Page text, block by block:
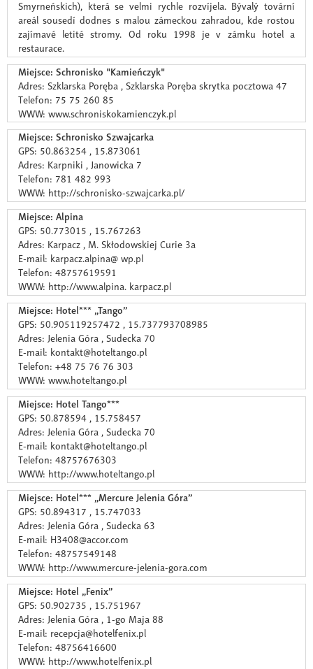
Smyrneńskich), která se velmi rychle rozvíjela. Bývalý tovární
areál sousedí dodnes s malou zámeckou zahradou, kde rostou
zajímavé letité stromy. Od roku 1998 je v zámku hotel a
restaurace.
Miejsce: Schronisko "Kamieńczyk"
Adres: Szklarska Poręba , Szklarska Poręba skrytka pocztowa 47
Telefon: 75 75 260 85
WWW: www.schroniskokamienczyk.pl
Miejsce: Schronisko Szwajcarka
GPS: 50.863254 , 15.873061
Adres: Karpniki , Janowicka 7
Telefon: 781 482 993
WWW: http://schronisko-szwajcarka.pl/
Miejsce: Alpina
GPS: 50.773015 , 15.767263
Adres: Karpacz , M. Skłodowskiej Curie 3a
E-mail: karpacz.alpina@ wp.pl
Telefon: 48757619591
WWW: http://www.alpina. karpacz.pl
Miejsce: Hotel*** „Tango”
GPS: 50.905119257472 , 15.737793708985
Adres: Jelenia Góra , Sudecka 70
E-mail: kontakt@hoteltango.pl
Telefon: +48 75 76 76 303
WWW: www.hoteltango.pl
Miejsce: Hotel Tango***
GPS: 50.878594 , 15.758457
Adres: Jelenia Góra , Sudecka 70
E-mail: kontakt@hoteltango.pl
Telefon: 48757676303
WWW: http://www.hoteltango.pl
Miejsce: Hotel*** „Mercure Jelenia Góra”
GPS: 50.894317 , 15.747033
Adres: Jelenia Góra , Sudecka 63
E-mail: H3408@accor.com
Telefon: 48757549148
WWW: http://www.mercure-jelenia-gora.com
Miejsce: Hotel „Fenix”
GPS: 50.902735 , 15.751967
Adres: Jelenia Góra , 1-go Maja 88
E-mail: recepcja@hotelfenix.pl
Telefon: 48756416600
WWW: http://www.hotelfenix.pl